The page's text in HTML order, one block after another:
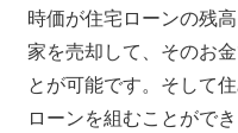
時価が住宅ローンの残
家を売却して、そのお
とが可能です。そして
ローンを組むことができ